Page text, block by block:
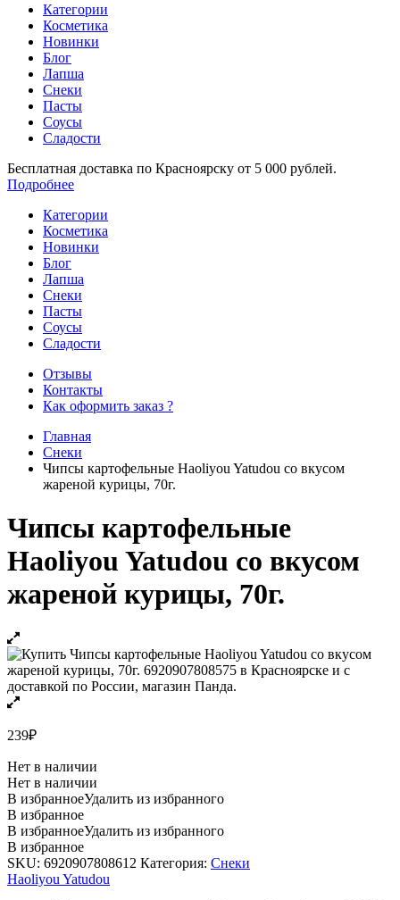
Категории
Косметика
Новинки
Блог
Лапша
Снеки
Пасты
Соусы
Сладости
Бесплатная доставка по Красноярску от 5 000 рублей.
Подробнее
Категории
Косметика
Новинки
Блог
Лапша
Снеки
Пасты
Соусы
Сладости
Отзывы
Контакты
Как оформить заказ ?
Главная
Снеки
Чипсы картофельные Haoliyou Yatudou со вкусом
жареной курицы, 70г.
Чипсы картофельные
Haoliyou Yatudou со вкусом
жареной курицы, 70г.
239₽
Нет в наличии
Нет в наличии
В избранноеУдалить из избранного
В избранное
В избранноеУдалить из избранного
В избранное
SKU: 6920907808612 Категория: Снеки
Haoliyou Yatudou